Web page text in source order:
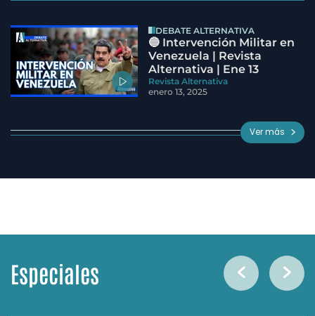
DEBATE ALTERNATIVA
🔵 Intervención Militar en
Venezuela | Revista
Alternativa | Ene 13
Revista Alternativa
enero 13, 2025
Ver más
Especiales